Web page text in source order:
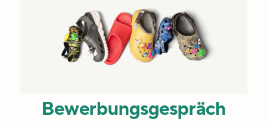
Social Media
Specialist -
Bewerbungsgespräch